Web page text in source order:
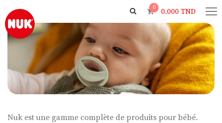
0 0.000 TND
Nuk est une gamme complète de produits pour bébé.